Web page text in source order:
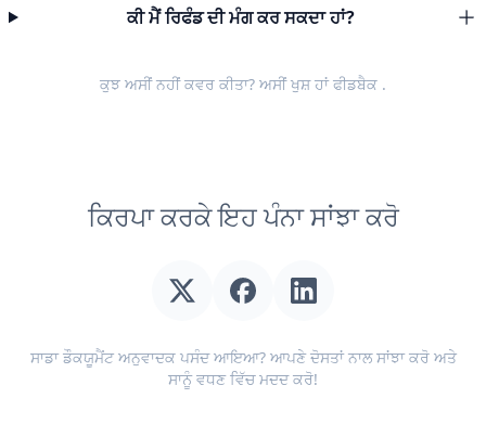
ਕੀ ਮੈਂ ਰਿਫੰਡ ਦੀ ਮੰਗ ਕਰ ਸਕਦਾ ਹਾਂ?
ਕੁਝ ਅਸੀਂ ਨਹੀਂ ਕਵਰ ਕੀਤਾ? ਅਸੀਂ ਖੁਸ਼ ਹਾਂਫੀਡਬੈਕ .
ਕਿਰਪਾ ਕਰਕੇ ਇਹ ਪੰਨਾ ਸਾਂਝਾ ਕਰੋ
ਸਾਡਾ ਡੌਕਯੂਮੈਂਟ ਅਨੁਵਾਦਕ ਪਸੰਦ ਆਇਆ? ਆਪਣੇ ਦੋਸਤਾਂ ਨਾਲ ਸਾਂਝਾ ਕਰੋ ਅਤੇ
ਸਾਨੂੰ ਵਧਣ ਵਿੱਚ ਮਦਦ ਕਰੋ!